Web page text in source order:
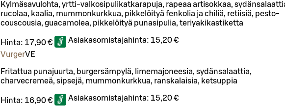
Kylmäsavulohta, yrtti-valkosipulikatkarapuja, rapeaa artisokkaa,
rucolaa, kaalia, mummonkurkkua, pikkelöityä fenkolia ja chiliä, retiisiä, pesto-
couscousia, guacamolea, pikkelöityä punasipulia, teriyakikastiketta
Hinta: 17,90 € Asiakasomistajahinta: 15,20 €
VurgerVE
Fritattua punajuurta, burgersämpylä, limemajoneesia, sydänsalaattia,
charvecremeä, sipsejä, mummonkurkkua, ranskalaisia, ketsuppia
Hinta: 16,90 € Asiakasomistajahinta: 15,20 €